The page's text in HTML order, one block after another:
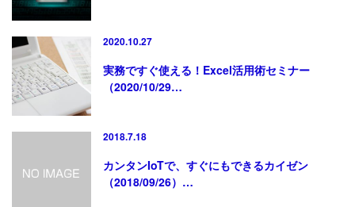
2020.10.27
実務ですぐ使える！Excel活用術セミナー
（2020/10/29…
2018.7.18
カンタンIoTで、すぐにもできるカイゼン
（2018/09/26）…